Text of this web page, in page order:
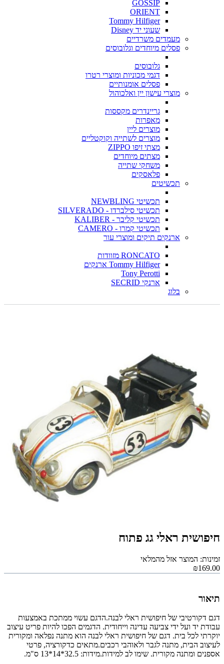
GOSSIP
ORIENT
Tommy Hilfiger
שעוני יד Disney
מעמדים משרדיים
פסלים מיוחדים וגלובוסים
גלובוסים
דגמי מכוניות ומוצרי רטרו
פסלים אומנותיים
מוצרי עישון יין ואלכוהול
גריינדרים מקססות
מאפרות
מוצרים ליין
מוצרים לשתייה וקוקטליים
מצתי זיפו ZIPPO
מצתים מיוחדים
משחקי שתייה
פלאסקים
תכשיטים
תכשיטי NEWBLING
תכשיטי סילברדו - SILVERADO
תכשיטי קליבר - KALIBER
תכשיטי קמרו - CAMERO
ארנקים תיקים ומוצרי עור
RONCATO מזוודות
Tommy Hilfiger ארנקים
Tony Perotti
ארנקי SECRID
בלוג
חיפושית ראלי גג פתוח
זמינות: המוצר אזל מהמלאי
₪169.00
תיאור
דגם דקורטיבי של חיפושית ראלי לבנה.הדגם עשוי ממתכת באמצעות
עבודת יד ועל ידי צביעה עדינה וייחודית. הדגמים הפכו להיות פריט עיצוב
יוקרתי לכל בית. דגם של חיפושית ראלי לבנה הוא מתנה נפלאה ומקורית
לעיצוב הבית, מתנה לגבר ולאוהבי רכבים.מתאים כדקורציה, פרטי
אספנים ומתנה מקורית. שימו לב למידות.מידות: 32.5*14*13 ס"מ.